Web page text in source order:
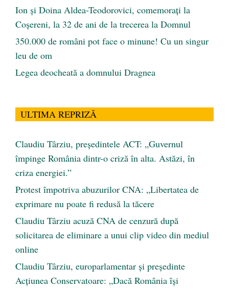
Ion și Doina Aldea-Teodorovici, comemorați la
Coșereni, la 32 de ani de la trecerea la Domnul
350.000 de români pot face o minune! Cu un singur
leu de om
Legea deocheată a domnului Dragnea
ULTIMA REPRIZĂ
Claudiu Târziu, președintele ACT: „Guvernul
împinge România dintr-o criză în alta. Astăzi, în
criza energiei.”
Protest împotriva abuzurilor CNA: „Libertatea de
exprimare nu poate fi redusă la tăcere
Claudiu Târziu acuză CNA de cenzură după
solicitarea de eliminare a unui clip video din mediul
online
Claudiu Târziu, europarlamentar și președinte
Acțiunea Conservatoare: „Dacă România își